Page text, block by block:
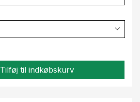
Tilføj til indkøbskurv